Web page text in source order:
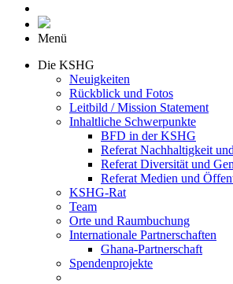
Menü
Die KSHG
Neuigkeiten
Rückblick und Fotos
Leitbild / Mission Statement
Inhaltliche Schwerpunkte
BFD in der KSHG
Referat Nachhaltigkeit
Referat Diversität und
Referat Medien und
KSHG-Rat
Team
Orte und Raumbuchung
Internationale Partnerschaften
Ghana-Partnerschaft
Spendenprojekte